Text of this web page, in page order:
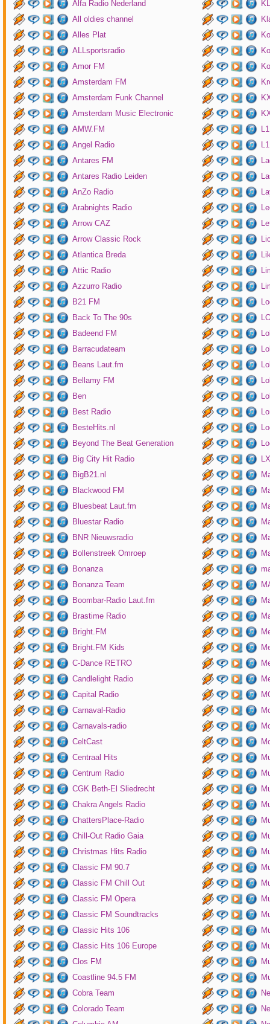
Alfa Radio Nederland
All oldies channel
Alles Plat
ALLsportsradio
Amor FM
Amsterdam FM
Amsterdam Funk Channel
Amsterdam Music Electronic
AMW.FM
Angel Radio
Antares FM
Antares Radio Leiden
AnZo Radio
Arabnights Radio
Arrow CAZ
Arrow Classic Rock
Atlantica Breda
Attic Radio
Azzurro Radio
B21 FM
Back To The 90s
Badeend FM
Barracudateam
Beans Laut.fm
Bellamy FM
Ben
Best Radio
BesteHits.nl
Beyond The Beat Generation
Big City Hit Radio
BigB21.nl
Blackwood FM
Bluesbeat Laut.fm
Bluestar Radio
BNR Nieuwsradio
Bollenstreek Omroep
Bonanza
Bonanza Team
Boombar-Radio Laut.fm
Brastime Radio
Bright.FM
Bright.FM Kids
C-Dance RETRO
Candlelight Radio
Capital Radio
Carnaval-Radio
Carnavals-radio
CeltCast
Centraal Hits
Centrum Radio
CGK Beth-El Sliedrecht
Chakra Angels Radio
ChattersPlace-Radio
Chill-Out Radio Gaia
Christmas Hits Radio
Classic FM 90.7
Classic FM Chill Out
Classic FM Opera
Classic FM Soundtracks
Classic Hits 106
Classic Hits 106 Europe
Clos FM
Coastline 94.5 FM
Cobra Team
Colorado Team